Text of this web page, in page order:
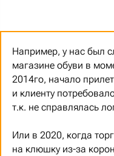
Например, у нас был
магазине обуви в
2014го, начало
и клиенту
т.к. не справлялась
Или в 2020, когда
на клюшку из-за